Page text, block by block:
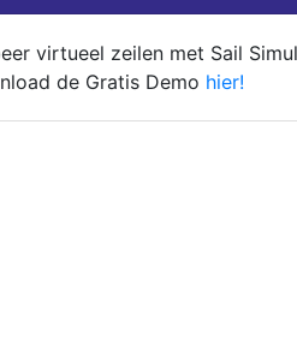
virtueel zeilen met Sail
de Gratis Demo hier!